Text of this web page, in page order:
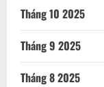
Tháng 10 2025
Tháng 9 2025
Tháng 8 2025